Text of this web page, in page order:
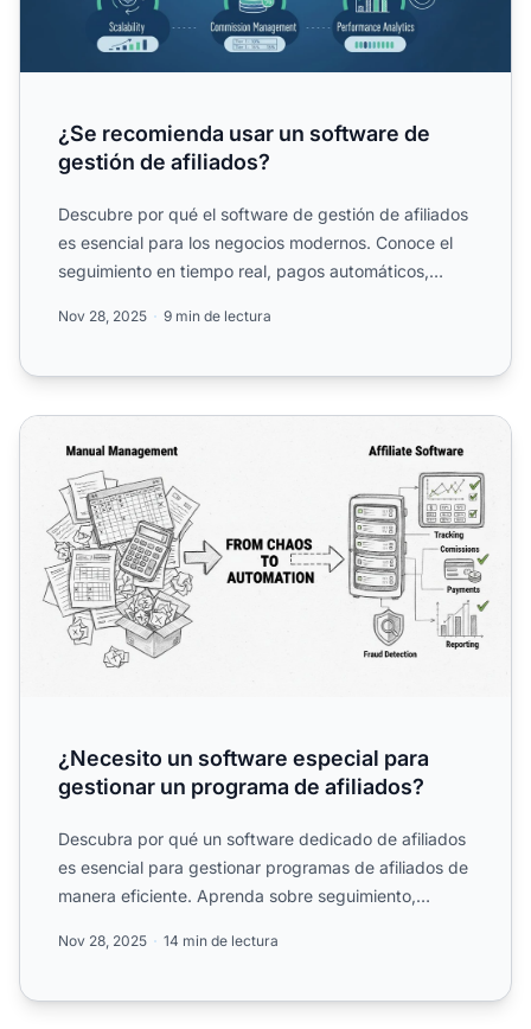
¿Se recomienda usar un software de
gestión de afiliados?
Descubre por qué el software de gestión de afiliados
es esencial para los negocios modernos. Conoce el
seguimiento en tiempo real, pagos automáticos,
Nov 28, 2025 9 min de lectura
¿Necesito un software especial para gestionar un
¿Necesito un software especial para
gestionar un programa de afiliados?
Descubra por qué un software dedicado de afiliados
es esencial para gestionar programas de afiliados de
manera eficiente. Aprenda sobre seguimiento,
Nov 28, 2025 14 min de lectura